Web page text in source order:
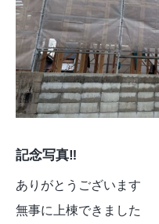
記念写真‼︎
ありがとうございます
無事に上棟できました